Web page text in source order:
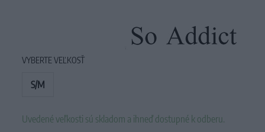
VYBERTE VEĽKOSŤ
S/M
Uvedené veľkosti sú skladom a ihneď dostupné k odberu.